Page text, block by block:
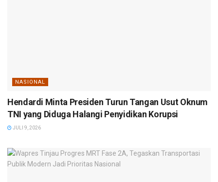
NASIONAL
Hendardi Minta Presiden Turun Tangan Usut Oknum
TNI yang Diduga Halangi Penyidikan Korupsi
JULI 9, 2026